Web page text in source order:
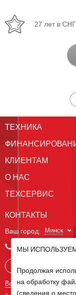
27 лет в
ТЕХНИКА
КЛИЕНТАМ
О НАС
ТЕХСЕРВИС
КОНТАКТЫ
Ваш город: Минск
+375 29 238 97 34
Все контакты
МЫ ИСПОЛЬЗУЕМ
Продолжая
на обработку
(сведения о